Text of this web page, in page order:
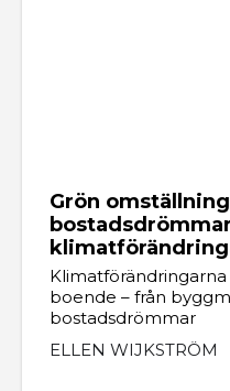
Grön
boende – från
bostadsdrömmar
ELLEN WIJKSTRÖM